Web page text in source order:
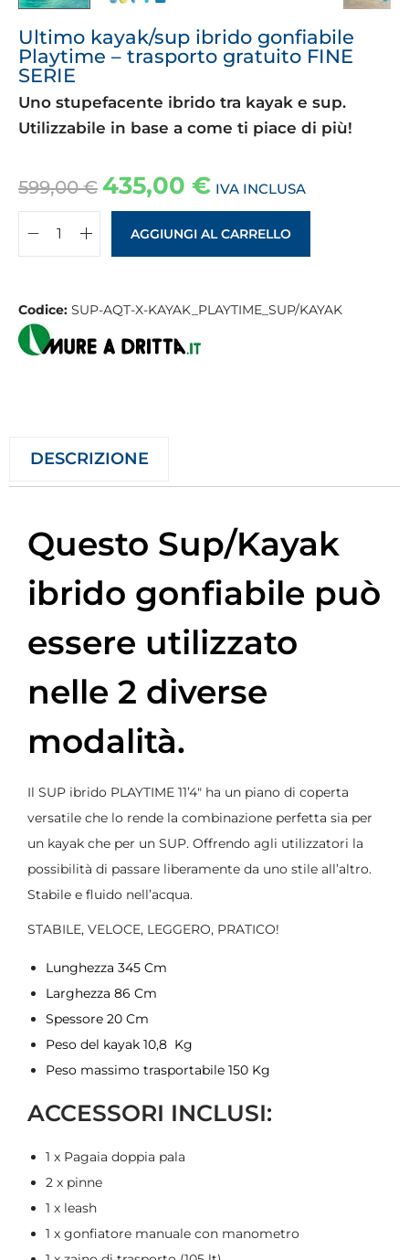
Ultimo kayak/sup ibrido gonfiabile
Playtime – trasporto gratuito FINE
SERIE
Uno stupefacente ibrido tra kayak e sup.
Utilizzabile in base a come ti piace di più!
599,00€ 435,00 € IVA INCLUSA
AGGIUNGI AL CARRELLO
Codice: SUP-AQT-X-KAYAK_PLAYTIME_SUP/KAYAK
DESCRIZIONE
Questo Sup/Kayak
ibrido gonfiabile può
essere utilizzato
nelle 2 diverse
modalità.
Il SUP ibrido PLAYTIME 11’4″ ha un piano di coperta
versatile che lo rende la combinazione perfetta sia per
un kayak che per un SUP. Offrendo agli utilizzatori la
possibilità di passare liberamente da uno stile all’altro.
Stabile e fluido nell’acqua.
STABILE, VELOCE, LEGGERO, PRATICO!
Lunghezza 345 Cm
Larghezza 86 Cm
Spessore 20 Cm
Peso del kayak 10,8 Kg
Peso massimo trasportabile 150 Kg
ACCESSORI INCLUSI:
1 x Pagaia doppia pala
2 x pinne
1 x leash
1 x gonfiatore manuale con manometro